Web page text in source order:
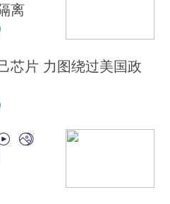
离
芯片 力图绕过美国政